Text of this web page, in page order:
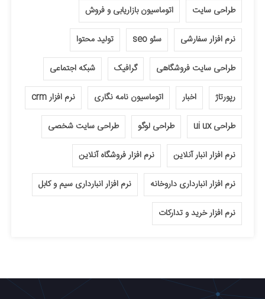
طراحی سایت اتوماسیون بازاریابی و فروش
نرم افزار سفارشی سئو seo تولید محتوا
طراحی سایت فروشگاهی گرافیک شبکه اجتماعی
رپورتاژ اخبار اتوماسیون نامه نگاری نرم افزار crm
طراحی ui ux طراحی لوگو طراحی سایت شخصی
نرم افزار انبار آنلاین نرم افزار فروشگاه آنلاین
نرم افزار انبارداری داروخانه نرم افزار انبارداری سیم و کابل
نرم افزار خرید و تدارکات